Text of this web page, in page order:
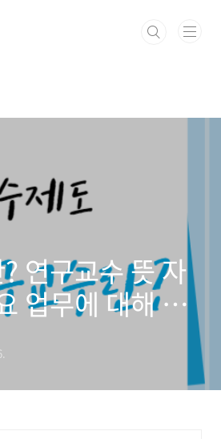
연구교수 뜻 자
업무에 대해 알